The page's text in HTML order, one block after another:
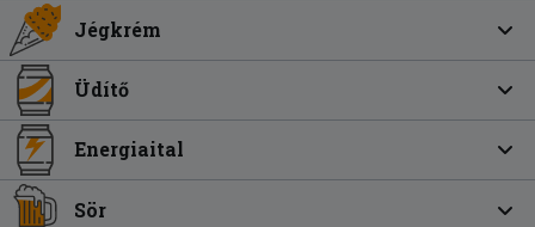
Jégkrém
Üdítő
Energiaital
Sör